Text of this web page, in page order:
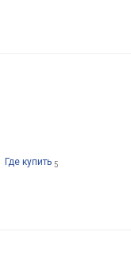
Где купить 5